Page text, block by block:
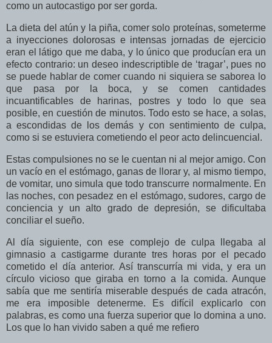
como un autocastigo por ser gorda.
La dieta del atún y la piña, comer solo proteínas, someterme
a inyecciones dolorosas e intensas jornadas de ejercicio
eran el látigo que me daba, y lo único que producían era un
efecto contrario: un deseo indescriptible de ‘tragar’, pues no
se puede hablar de comer cuando ni siquiera se saborea lo
que pasa por la boca, y se comen cantidades
incuantificables de harinas, postres y todo lo que sea
posible, en cuestión de minutos. Todo esto se hace, a solas,
a escondidas de los demás y con sentimiento de culpa,
como si se estuviera cometiendo el peor acto delincuencial.
Estas compulsiones no se le cuentan ni al mejor amigo. Con
un vacío en el estómago, ganas de llorar y, al mismo tiempo,
de vomitar, uno simula que todo transcurre normalmente. En
las noches, con pesadez en el estómago, sudores, cargo de
conciencia y un alto grado de depresión, se dificultaba
conciliar el sueño.
Al día siguiente, con ese complejo de culpa llegaba al
gimnasio a castigarme durante tres horas por el pecado
cometido el día anterior. Así transcurría mi vida, y era un
círculo vicioso que giraba en torno a la comida. Aunque
sabía que me sentiría miserable después de cada atracón,
me era imposible detenerme. Es difícil explicarlo con
palabras, es como una fuerza superior que lo domina a uno.
Los que lo han vivido saben a qué me refiero